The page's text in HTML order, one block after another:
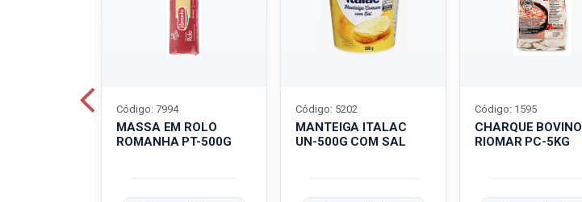
MASSA EM ROLO
ROMANHA PT-500G
Código: 7994
MANTEIGA ITALAC
UN-500G COM SAL
Código: 5202
CHARQUE BOVINO
RIOMAR PC-5KG
Código: 1595